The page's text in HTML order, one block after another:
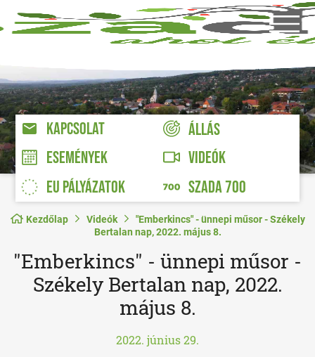
KAPCSOLAT
ÁLLÁS
ESEMÉNYEK
VIDEÓK
EU PÁLYÁZATOK
SZADA 700
Kezdőlap Videók
"Emberkincs" - ünnepi műsor - Székely
Bertalan nap, 2022. május 8.
"Emberkincs" - ünnepi műsor -
Székely Bertalan nap, 2022.
május 8.
2022. június 29.